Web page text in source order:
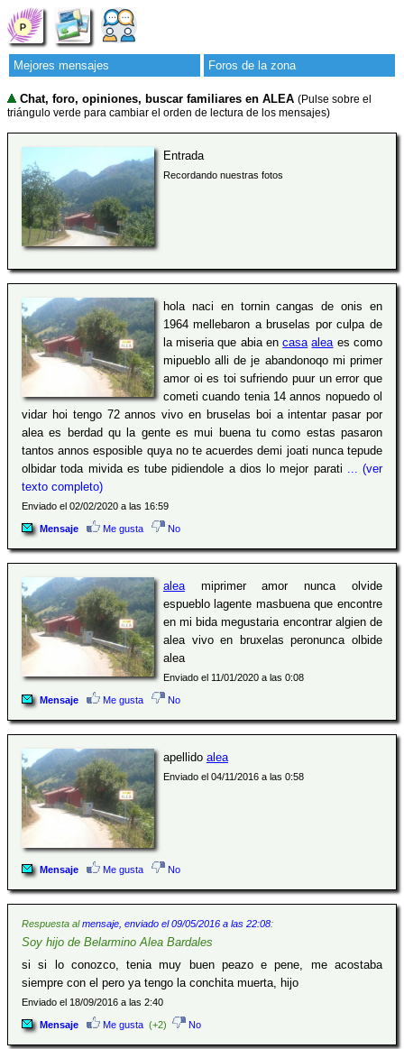
Mejores mensajes Foros de la zona
Chat, foro, opiniones, buscar familiares en ALEA (Pulse sobre el
triángulo verde para cambiar el orden de lectura de los mensajes)
Entrada
Recordando nuestras fotos
hola naci en tornin cangas de onis en
1964 mellebaron a bruselas por culpa de
la miseria que abia encasa aleaes como
mipueblo alli de je abandonoqo mi primer
amor oi es toi sufriendo puur un error que
cometi cuando tenia 14 annos nopuedo ol
vidar hoi tengo 72 annos vivo en bruselas boi a intentar pasar por
alea es berdad qu la gente es mui buena tu como estas pasaron
tantos annos esposible quya no te acuerdes demi joati nunca tepude
olbidar toda mivida es tube pidiendole a dios lo mejor parati ... (ver
texto completo)
Enviado el 02/02/2020 a las 16:59
Mensaje Me gusta No
aleamiprimer amor nunca olvide
espueblo lagente masbuena que encontre
en mi bida megustaria encontrar algien de
alea vivo en bruxelas peronunca olbide
alea
Enviado el 11/01/2020 a las 0:08
Mensaje Me gusta No
apellido alea
Enviado el 04/11/2016 a las 0:58
Mensaje Me gusta No
Respuesta almensaje, enviado el 09/05/2016 a las 22:08:
Soy hijo de Belarmino Alea Bardales
si si lo conozco, tenia muy buen peazo e pene, me acostaba
siempre con el pero ya tengo la conchita muerta, hijo
Enviado el 18/09/2016 a las 2:40
Mensaje Me gusta (+2) No